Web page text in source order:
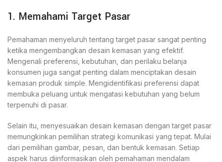
1. Memahami Target Pasar
Pemahaman menyeluruh tentang target pasar sangat penting
ketika mengembangkan desain kemasan yang efektif.
Mengenali preferensi, kebutuhan, dan perilaku belanja
konsumen juga sangat penting dalam menciptakan desain
kemasan produk simple. Mengidentifikasi preferensi dapat
membuka peluang untuk mengatasi kebutuhan yang belum
terpenuhi di pasar.
Selain itu, menyesuaikan desain kemasan dengan target pasar
memungkinkan pemilihan strategi komunikasi yang tepat. Mulai
dari pemilihan gambar, pesan, dan bentuk kemasan. Setiap
aspek harus diinformasikan oleh pemahaman mendalam